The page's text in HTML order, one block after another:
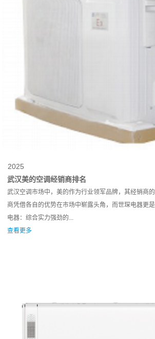
2025
武汉美的空调经销商排名
武汉空调市场中，美的作为行业领军品牌，其经销商
商凭借各自的优势在市场中崭露头角，而世琛电器更
电器：综合实力强劲的...
查看更多